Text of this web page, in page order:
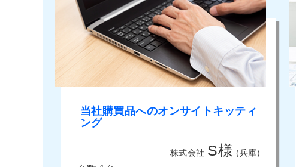
当社購買品へのオンサイトキッティ
ング
株式会社 S様 (兵庫)